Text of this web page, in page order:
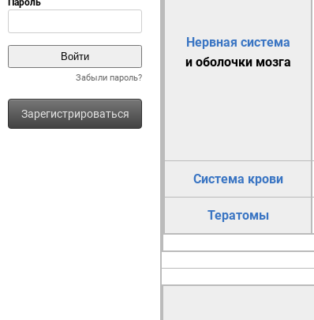
Забыли пароль?
Зарегистрироваться
Нервная система
и оболочки мозга
Система крови
Тератомы